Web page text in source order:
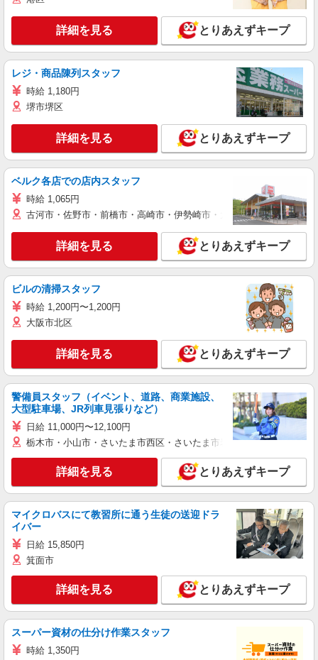
詳細を見る とりあえずキープ
レジ・商品陳列スタッフ
時給 1,180円
堺市堺区
詳細を見る とりあえずキープ
ベルク各店での店内スタッフ
時給 1,065円
古河市・佐野市・前橋市・高崎市・伊勢崎市・太田市・館林市・藤
詳細を見る とりあえずキープ
ビルの清掃スタッフ
時給 1,200円〜1,200円
大阪市北区
詳細を見る とりあえずキープ
警備員スタッフ（イベント、道路、商業施設、
大型駐車場、JR列車見張りなど）
日給 11,000円〜12,100円
栃木市・小山市・さいたま市西区・さいたま市岩槻区・久喜市・蓮田
詳細を見る とりあえずキープ
マイクロバスにて教習所に通う生徒の送迎ドラ
イバー
日給 15,850円
箕面市
詳細を見る とりあえずキープ
スーパー資材の仕分け作業スタッフ
時給 1,350円